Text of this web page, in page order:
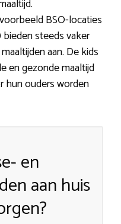
BSO-locaties
steeds vaker
aan. De kids
en gezonde maaltijd
hun ouders worden
en
aan huis